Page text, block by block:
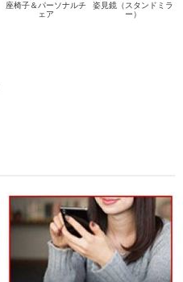
座椅子＆パーソナルチ
ェア
姿見鏡（スタンドミラ
ー）